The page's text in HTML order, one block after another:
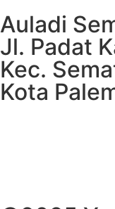
Auladi
Jl. Padat
Kec.
Kota